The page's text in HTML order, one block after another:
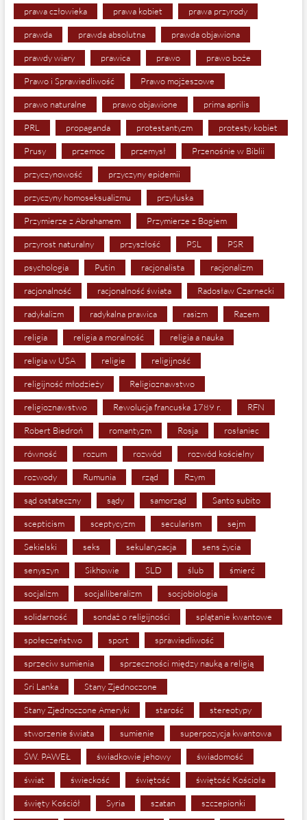
prawa człowieka prawa kobiet prawa przyrody
prawda prawda absolutna prawda objawiona
prawdy wiary prawica prawo prawo boże
Prawo i Sprawiedliwość Prawo mojżeszowe
prawo naturalne prawo objawione prima aprilis
PRL propaganda protestantyzm protesty kobiet
Prusy przemoc przemysł Przenośnie w Biblii
przyczynowość przyczyny epidemii
przyczyny homoseksualizmu przyłuska
Przymierze z Abrahamem Przymierze z Bogiem
przyrost naturalny przyszłość PSL PSR
psychologia Putin racjonalista racjonalizm
racjonalność racjonalność świata Radosław Czarnecki
radykalizm radykalna prawica rasizm Razem
religia religia a moralność religia a nauka
religia w USA religie religijność
religijność młodzieży Religioznawstwo
religioznawstwo Rewolucja francuska 1789 r. RFN
Robert Biedroń romantyzm Rosja rosłaniec
równość rozum rozwód rozwód kościelny
rozwody Rumunia rząd Rzym
sąd ostateczny sądy samorząd Santo subito
scepticism sceptycyzm secularism sejm
Sekielski seks sekularyzacja sens życia
senyszyn Sikhowie SLD ślub śmierć
socjalizm socjalliberalizm socjobiologia
solidarność sondaż o religijności splątanie kwantowe
społeczeństwo sport sprawiedliwość
sprzeciw sumienia sprzeczności między nauką a religią
Sri Lanka Stany Zjednoczone
Stany Zjednoczone Ameryki starość stereotypy
stworzenie świata sumienie superpozycja kwantowa
ŚW. PAWEŁ świadkowie jehowy świadomość
świat świeckość świętość świętość Kościoła
święty Kościół Syria szatan szczepionki